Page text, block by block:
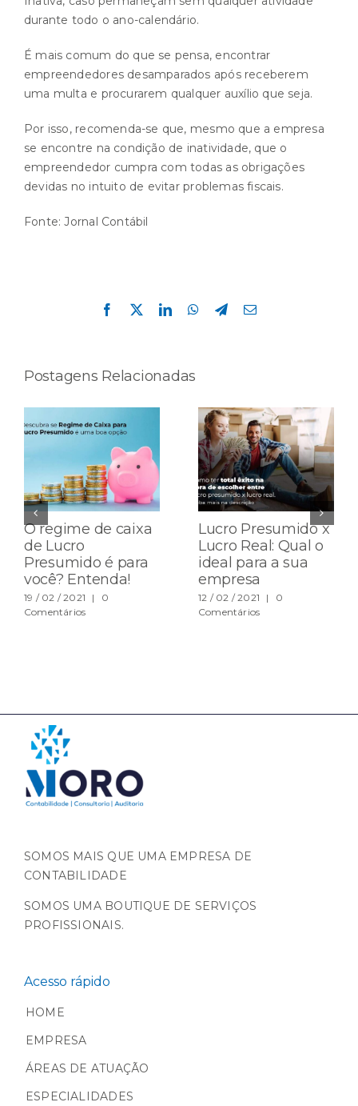
durante todo o ano-calendário.
É mais comum do que se pensa, encontrar
empreendedores desamparados após receberem
uma multa e procurarem qualquer auxílio que seja.
Por isso, recomenda-se que, mesmo que a empresa
se encontre na condição de inatividade, que o
empreendedor cumpra com todas as obrigações
devidas no intuito de evitar problemas fiscais.
Fonte:Jornal Contábil
Facebook
X LinkedInWhatsApp
Telegram
E-
Postagens Relacionadas
O regime de caixa
de Lucro
Presumido é para
você? Entenda!
19 / 02 / 2021 |
0
Comentários
Lucro Presumido x
Lucro Real: Qual o
ideal para a sua
empresa
12 / 02 / 2021 |
0
Comentários
SOMOS MAIS QUE UMA EMPRESA DE
CONTABILIDADE
SOMOS UMA BOUTIQUE DE SERVIÇOS
PROFISSIONAIS.
Acesso rápido
HOME
EMPRESA
ÁREAS DE ATUAÇÃO
ESPECIALIDADES